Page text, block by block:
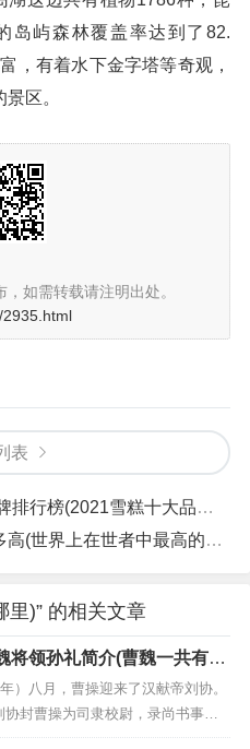
岛屿森林覆盖率达到了82.
，有着水下金字塔等奇观，
区。
，如需转载请注明出处。
表
雪糕十大品牌排行榜：八喜上榜)
在世者中最高的女人：身高2.15米)
里)” 的相关文章
将领孙礼简介(曹魏一共有16
一位是王朗)
）八月，曹操迎来了汉献帝刘协。
协封曹操为司隶校尉，录尚书事。
。十一月丙戌，汉献帝刘协封曹操